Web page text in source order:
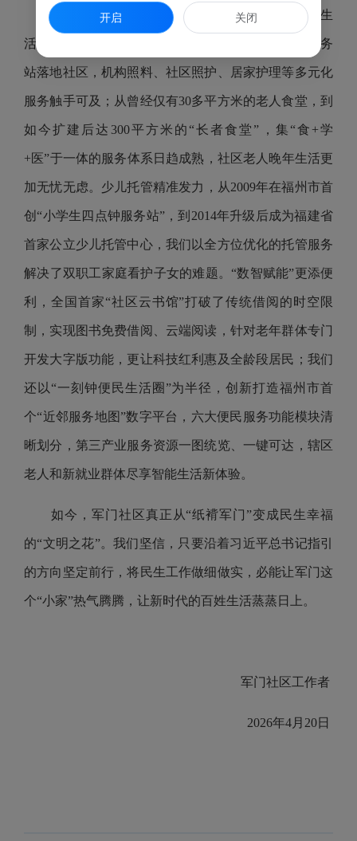
多年来，我们牢记嘱托，持续描绘军门“幸福里”生
活新图景。养老服务迭代升级，全市首个居家养老服务
站落地社区，机构照料、社区照护、居家护理等多元化
服务触手可及；从曾经仅有30多平方米的老人食堂，到
如今扩建后达300平方米的“长者食堂”，集“食+学
+医”于一体的服务体系日趋成熟，社区老人晚年生活更
加无忧无虑。少儿托管精准发力，从2009年在福州市首
创“小学生四点钟服务站”，到2014年升级后成为福建省
首家公立少儿托管中心，我们以全方位优化的托管服务
解决了双职工家庭看护子女的难题。“数智赋能”更添便
利，全国首家“社区云书馆”打破了传统借阅的时空限
制，实现图书免费借阅、云端阅读，针对老年群体专门
开发大字版功能，更让科技红利惠及全龄段居民；我们
还以“一刻钟便民生活圈”为半径，创新打造福州市首
个“近邻服务地图”数字平台，六大便民服务功能模块清
晰划分，第三产业服务资源一图统览、一键可达，辖区
老人和新就业群体尽享智能生活新体验。
如今，军门社区真正从“纸褙军门”变成民生幸福
的“文明之花”。我们坚信，只要沿着习近平总书记指引
的方向坚定前行，将民生工作做细做实，必能让军门这
个“小家”热气腾腾，让新时代的百姓生活蒸蒸日上。
军门社区工作者
2026年4月20日
开启 关闭